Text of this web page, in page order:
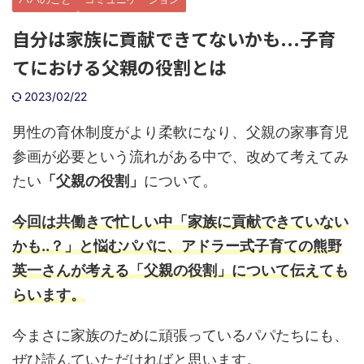
自分は家族に貢献できてないかも...子育
てにおける父親の役割とは
2023/02/22
男性の育休制度がより柔軟になり、父親の家事育児
参画が必要という流れがある中で、改めて考えてみ
たい 「父親の役割」 について。
今回は共働きで忙しい中「家族に貢献できていない
かも..？」と悩むパパに、アドラー式子育ての熊野
英一さんが考える「父親の役割」について伝えても
らいます。
今まさに家族のために頑張っているパパたちにも、
ぜひ読んていただければと思います。